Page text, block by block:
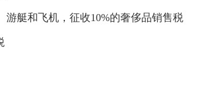
艇和飞机，征收10%的奢侈品销售税